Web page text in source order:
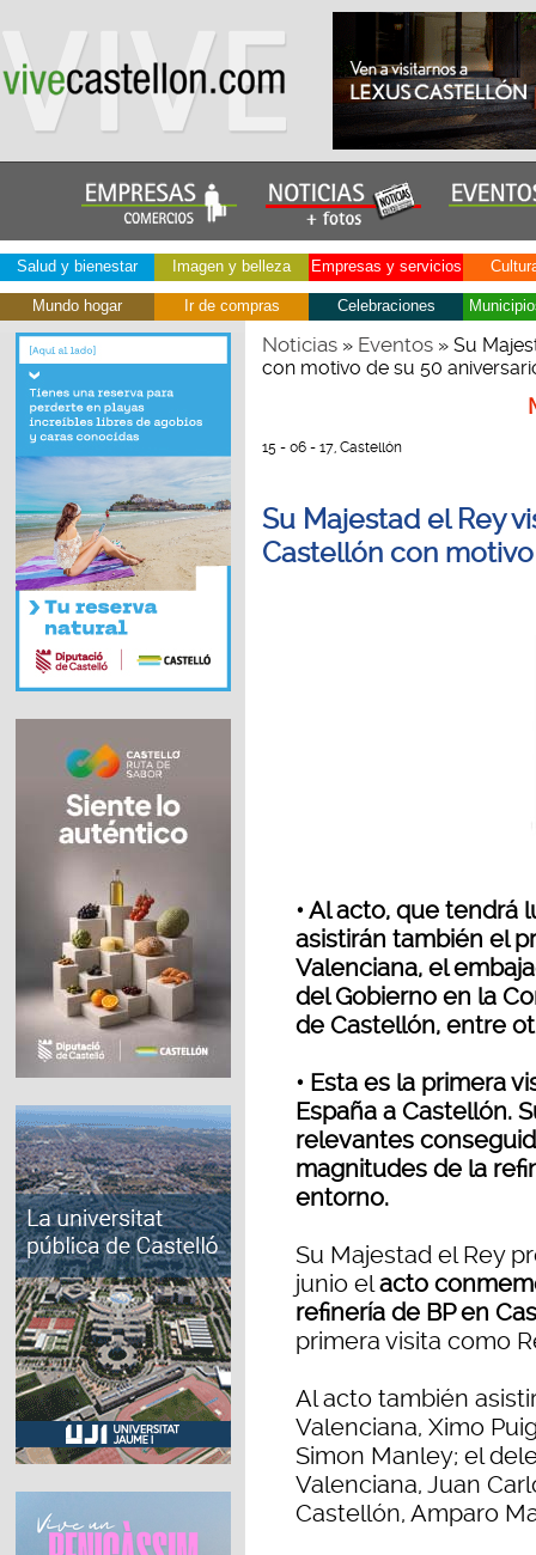
Salud y bienestar Imagen y belleza Empresas y servicios
Mundo hogar Ir de compras Celebraciones
Noticias» Eventos» Su
con motivo de su 50
15 - 06 - 17, Castellón
Su Majestad el Rey
Castellón con
• Al acto, que tendrá
asistirán también el
Valenciana, el
del Gobierno en la
de Castellón, entre
• Esta es la primera
España a Castellón.
relevantes
magnitudes de la
entorno.
Su Majestad el Rey
junio elacto
refinería de BP en
primera visita como
Al acto también
Valenciana, Ximo
Simon Manley; el
Valenciana, Juan
Castellón, Amparo